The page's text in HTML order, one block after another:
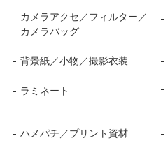
カメラアクセ／フィルター／
カメラバッグ
背景紙／小物／撮影衣装
ラミネート
ハメパチ／プリント資材